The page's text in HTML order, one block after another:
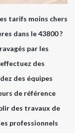
tarifs moins chers
dans le 43800 ?
par les
des
des équipes
de référence
des travaux de
professionnels